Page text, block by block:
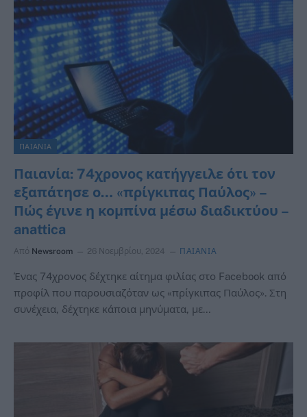
ΠΑΙΑΝΙΑ
Παιανία: 74χρονος κατήγγειλε ότι τον
εξαπάτησε ο… «πρίγκιπας Παύλος» –
Πώς έγινε η κομπίνα μέσω διαδικτύου –
anattica
Από Newsroom 26 Νοεμβρίου, 2024 ΠΑΙΑΝΙΑ
Ένας 74χρονος δέχτηκε αίτημα φιλίας στο Facebook από
προφίλ που παρουσιαζόταν ως «πρίγκιπας Παύλος». Στη
συνέχεια, δέχτηκε κάποια μηνύματα, με…